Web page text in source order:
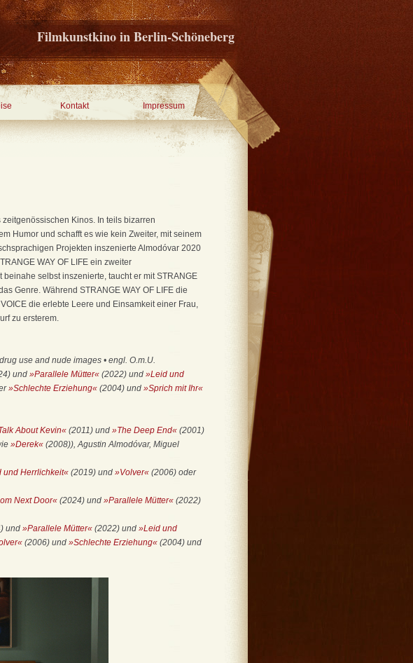
Filmkunstkino in Berlin-Schöneberg
Kontakt Impressum
Kinos. In teils bizarren
Humor und schafft es wie kein Zweiter, mit seinem
Projekten inszenierte Almodóvar 2020
WAY OF LIFE ein zweiter
selbst inszenierte, taucht er mit STRANGE
Genre. Während STRANGE WAY OF LIFE die
die erlebte Leere und Einsamkeit einer Frau,
zu ersterem.
use and nude images • engl. O.m.U.
und »Parallele Mütter« (2022) und »Leid und
»Schlechte Erziehung« (2004) und »Sprich mit Ihr«
About Kevin« (2011) und »The Deep End« (2001)
»Derek« (2008)), Agustin Almodóvar, Miguel
und Herrlichkeit« (2019) und »Volver« (2006) oder
Next Door« (2024) und »Parallele Mütter« (2022)
und »Parallele Mütter« (2022) und »Leid und
(2006) und »Schlechte Erziehung« (2004) und